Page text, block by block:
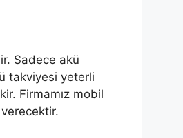
Sadece akü
takviyesi yeterli
Firmamız mobil